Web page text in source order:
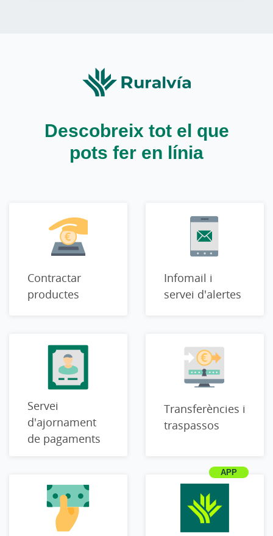
Descobreix tot el que
pots fer en línia
Contractar
productes
Infomail i
servei d'alertes
Servei
d'ajornament
de pagaments
Transferències i
traspassos